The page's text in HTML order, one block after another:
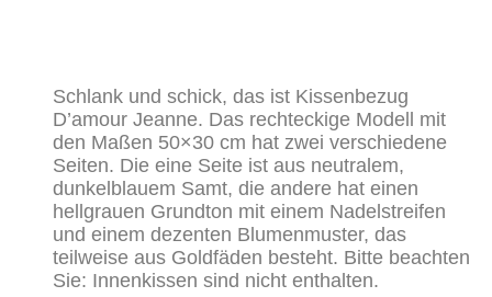
Schlank und schick, das ist Kissenbezug
D’amour Jeanne. Das rechteckige Modell mit
den Maßen 50×30 cm hat zwei verschiedene
Seiten. Die eine Seite ist aus neutralem,
dunkelblauem Samt, die andere hat einen
hellgrauen Grundton mit einem Nadelstreifen
und einem dezenten Blumenmuster, das
teilweise aus Goldfäden besteht. Bitte beachten
Sie: Innenkissen sind nicht enthalten.